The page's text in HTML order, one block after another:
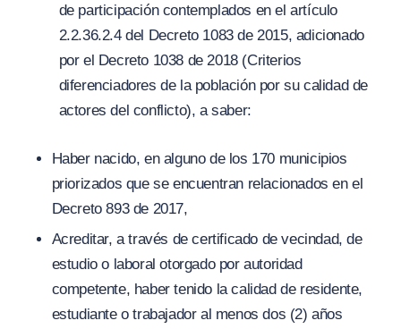
de participación contemplados en el artículo
2.2.36.2.4 del Decreto 1083 de 2015, adicionado
por el Decreto 1038 de 2018 (Criterios
diferenciadores de la población por su calidad de
actores del conflicto), a saber:
Haber nacido, en alguno de los 170 municipios
priorizados que se encuentran relacionados en el
Decreto 893 de 2017,
Acreditar, a través de certificado de vecindad, de
estudio o laboral otorgado por autoridad
competente, haber tenido la calidad de residente,
estudiante o trabajador al menos dos (2) años